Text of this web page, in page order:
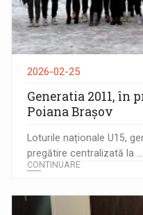
2026-02-25
Generatia 2011, în
Poiana Brașov
Loturile naționale U15,
pregătire centralizată la ...
CONTINUARE